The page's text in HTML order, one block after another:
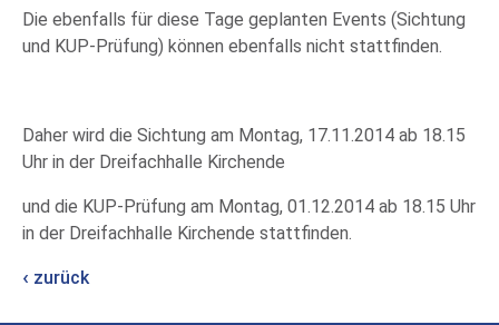
Die ebenfalls für diese Tage geplanten Events (Sichtung
und KUP-Prüfung) können ebenfalls nicht stattfinden.
Daher wird die Sichtung am Montag, 17.11.2014 ab 18.15
Uhr in der Dreifachhalle Kirchende
und die KUP-Prüfung am Montag, 01.12.2014 ab 18.15 Uhr
in der Dreifachhalle Kirchende stattfinden.
zurück